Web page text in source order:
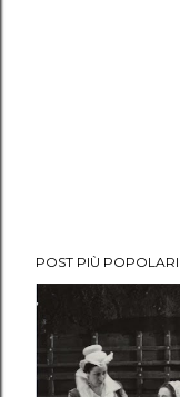
POST PIÙ POPOLARI